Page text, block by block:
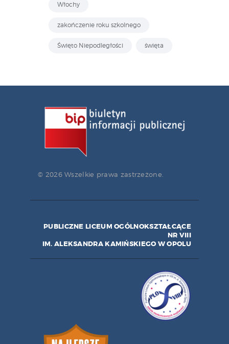
Włochy
zakończenie roku szkolnego
Święto Niepodległości święta
© 2026 Wszelkie prawa zastrzeżone.
PUBLICZNE LICEUM OGÓLNOKSZTAŁCĄCE
NR VIII
IM. ALEKSANDRA KAMIŃSKIEGO W OPOLU